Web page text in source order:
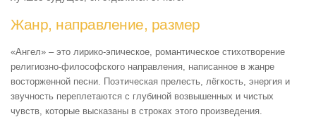
Жанр, направление, размер
«Ангел» – это лирико-эпическое, романтическое стихотворение
религиозно-философского направления, написанное в жанре
восторженной песни. Поэтическая прелесть, лёгкость, энергия и
звучность переплетаются с глубиной возвышенных и чистых
чувств, которые высказаны в строках этого произведения.